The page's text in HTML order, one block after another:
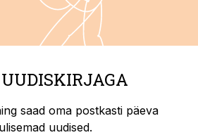
saad oma postkasti päeva
uudised.